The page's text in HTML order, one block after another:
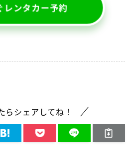
ン
クラス
ス
レンタカー予約
らシェアしてね！